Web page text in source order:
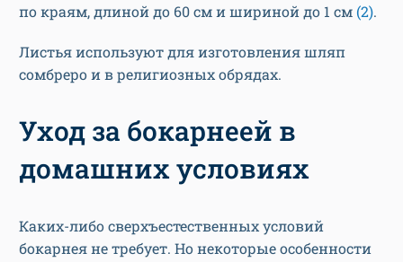
по краям, длиной до 60 см и шириной до 1 см (2).
Листья используют для изготовления шляп
сомбреро и в религиозных обрядах.
Уход за бокарнеей в
домашних условиях
Каких-либо сверхъестественных условий
бокарнея не требует. Но некоторые особенности